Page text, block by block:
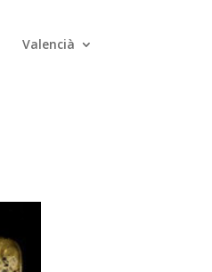
Valencià